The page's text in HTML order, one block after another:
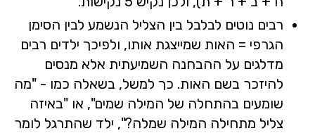
רבים נוטים לבלבל בין הצליל הנשמע לבין הסימן
הגרפי = האות שמייצגת אותו, ולפיכך ילדים רבים
מדלגים על ההבחנה השמיעתית אלא מנסים
להיזכר בשם האות. כך למשל, בשאלה כמו - "מה
שומעים בהתחלה של המילה שמים", או "באיזה
צליל מתחילה המילה שמלה?", ילד שהתרגל לומר